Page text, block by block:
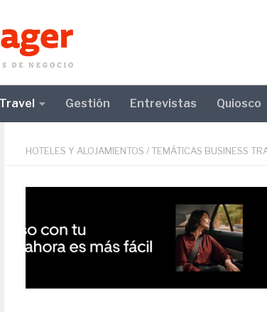
Gestión Entrevistas Quiosco
HOTELES Y ALOJAMIENTOS / TEMÁTICAS BUSINESS